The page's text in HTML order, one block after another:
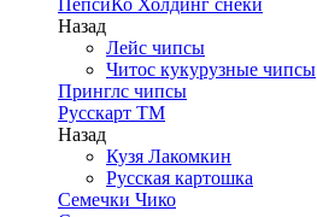
ПепсиКо Холдинг снеки
Назад
Лейс чипсы
Читос кукурузные чипсы
Принглс чипсы
Русскарт ТМ
Назад
Кузя Лакомкин
Русская картошка
Семечки Чико